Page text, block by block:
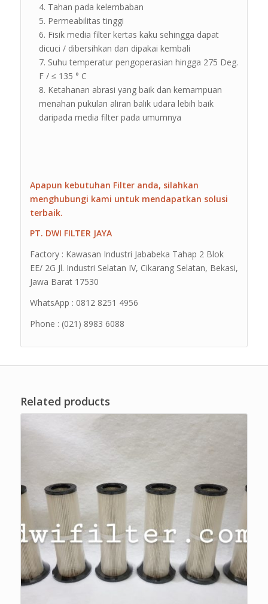
Tahan pada kelembaban
Permeabilitas tinggi
Fisik media filter kertas kaku sehingga dapat
dicuci / dibersihkan dan dipakai kembali
Suhu temperatur pengoperasian hingga 275 Deg.
F / ≤ 135 ° C
Ketahanan abrasi yang baik dan kemampuan
menahan pukulan aliran balik udara lebih baik
daripada media filter pada umumnya
Apapun kebutuhan Filter anda, silahkan
menghubungi kami untuk mendapatkan solusi
terbaik.
PT. DWI FILTER JAYA
Factory : Kawasan Industri Jababeka Tahap 2 Blok
EE/ 2G Jl. Industri Selatan IV, Cikarang Selatan, Bekasi,
Jawa Barat 17530
WhatsApp : 0812 8251 4956
Phone : (021) 8983 6088
Related products